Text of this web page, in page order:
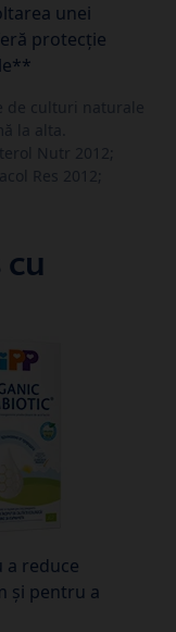
unei
protecție
de culturi naturale
la alta.
Nutr 2012;
Res 2012;
a reduce
și pentru a